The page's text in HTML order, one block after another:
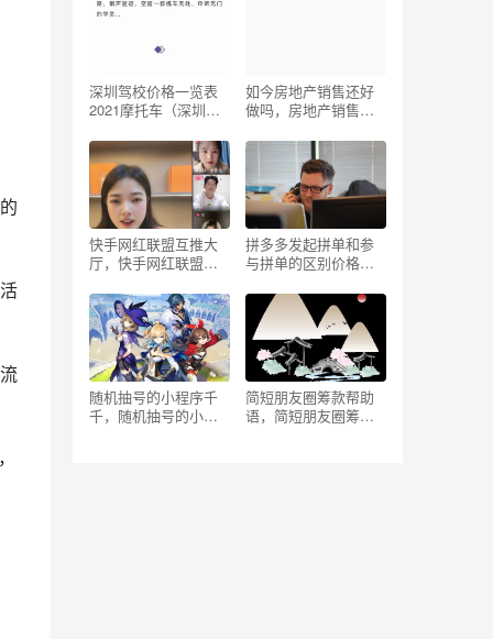
深圳驾校价格一览表
2021摩托车（深圳驾
对一收费价格）
如今房地产销售还好
做吗，房地产销售真
快手网红联盟互推大
厅，快手网红联盟互
拼多多发起拼单和参
与拼单的区别价格，
起拼单有什么区别价
格？
随机抽号的小程序千
千，随机抽号的小程
简短朋友圈筹款帮助
语，简短朋友圈筹款